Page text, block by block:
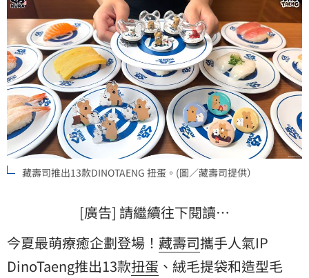
藏壽司推出13款DINOTAENG 扭蛋。(圖／藏壽司提供）
[廣告] 請繼續往下閱讀…
今夏最萌療癒企劃登場！ 藏壽司攜手人氣IP
DinoTaeng推出13款扭蛋 、絨毛提袋和造型毛